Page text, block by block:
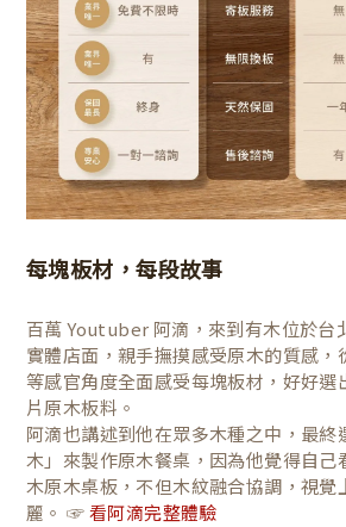
每塊板材，每段故事
百萬 Youtuber 阿滴，來到有木位於台
實體店面，親手撫摸感受原木的質感，
等感官角度全面感受每塊板材，好好選
片原木板料。
阿滴也講述到他在眾多木種之中，最終
木」來製作原木餐桌，因為他覺得自己
木原木桌板，不但木紋融合協調，視覺
麗。 ☞ 看阿滴完整體驗